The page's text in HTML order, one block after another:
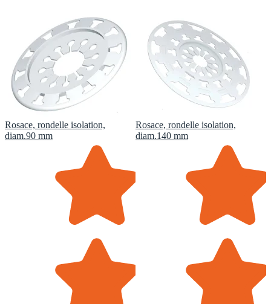
Rosace, rondelle isolation,
diam.90 mm
Rosace, rondelle isolation,
diam.140 mm